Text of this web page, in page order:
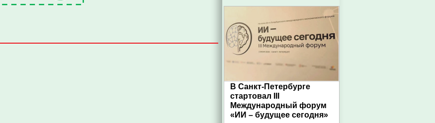
В Санкт-Петербурге
стартовал III
Международный форум
«ИИ – будущее сегодня»